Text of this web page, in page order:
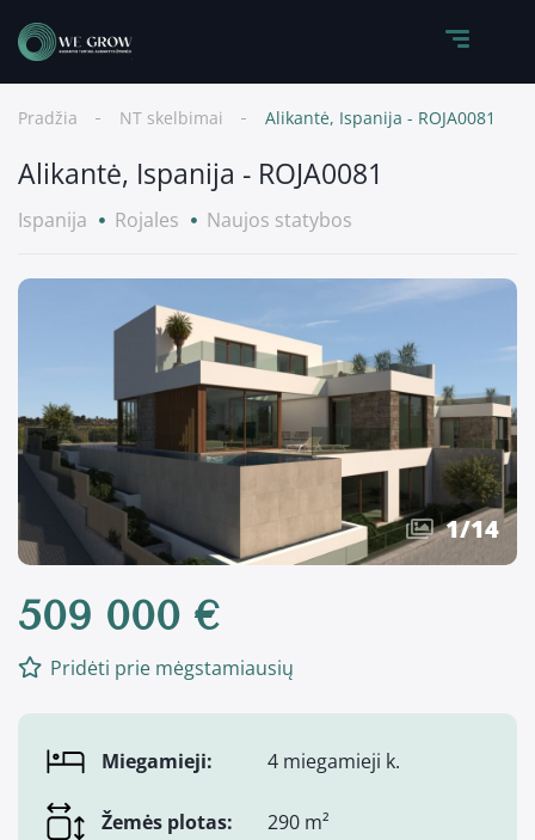
Pradžia NT skelbimai Alikantė, Ispanija - ROJA0081
Alikantė, Ispanija - ROJA0081
Ispanija Rojales Naujos statybos
1/14
509 000 €
Pridėti prie mėgstamiausių
Miegamieji: 4 miegamieji k.
Žemės plotas:
290 m²